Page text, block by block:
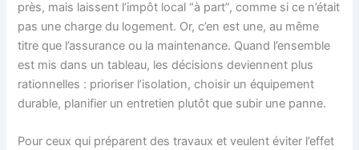
près, mais laissent l’impôt local “à part”, comme si ce n’était
pas une charge du logement. Or, c’en est une, au même
titre que l’assurance ou la maintenance. Quand l’ensemble
est mis dans un tableau, les décisions deviennent plus
rationnelles : prioriser l’isolation, choisir un équipement
durable, planifier un entretien plutôt que subir une panne.
Pour ceux qui préparent des travaux et veulent éviter l’effet